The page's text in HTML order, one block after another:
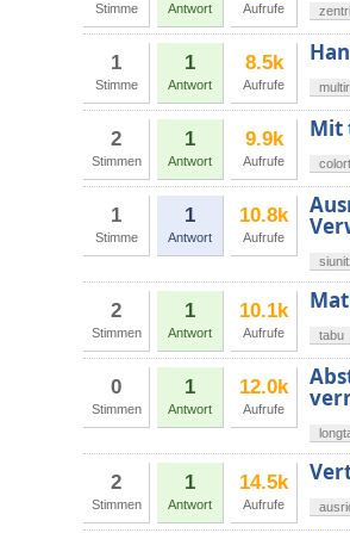
Stimme Antwort Aufrufe
1
Stimme
1
Antwort
8.5k
Aufrufe
2
Stimmen
1
Antwort
9.9k
Aufrufe
Mit
1
Stimme
1
Antwort
10.8k
Aufrufe
2
Stimmen
1
Antwort
10.1k
Aufrufe tabu
0
Stimmen
1
Antwort
12.0k
Aufrufe
2
Stimmen
1
Antwort
14.5k
Aufrufe